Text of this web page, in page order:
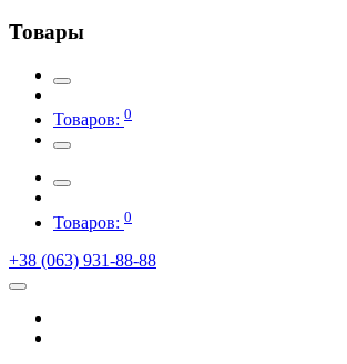
Товары
Товаров: 0
Товаров: 0
+38 (063) 931-88-88